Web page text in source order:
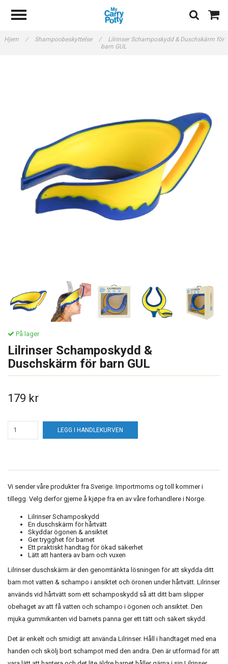
Hjem / Shampoobeskyttelse /
Lilrinser Schamposkydd & Duschskärm för
barn GUL
På lager
Lilrinser Schamposkydd &
Duschskärm för barn GUL
179 kr
LEGG I HANDLEKURVEN
Vi sender våre produkter fra Sverige. Importmoms og toll kommer i
tillegg. Velg derfor gjerne å kjøpe fra en av våre forhandlere i Norge.
Lilrinser Schamposkydd
En duschskärm för hårtvätt
Skyddar ögonen & ansiktet
Ger trygghet för barnet
Ett praktiskt handtag för ökad säkerhet
Lätt att hantera av barn och vuxen
Lilrinser duschskärm är den genomtänkta lösningen för att skydda ditt
barn mot vatten & schampo i ansiktet och öronen under hårtvätt. Lilrinser
används vid hårtvätt som ett schamposkydd så att ditt barn slipper
obehaget av att få vatten och schampo i ögonen och ansiktet. Den
mjuka gummikanten vid barnets panna ger ett tätt och säkert skydd.
Det är enkelt och smidigt att använda Lilrinser. Håll i handtaget med ena
handen och skölj bort schampot med den andra. Den är utformad för att